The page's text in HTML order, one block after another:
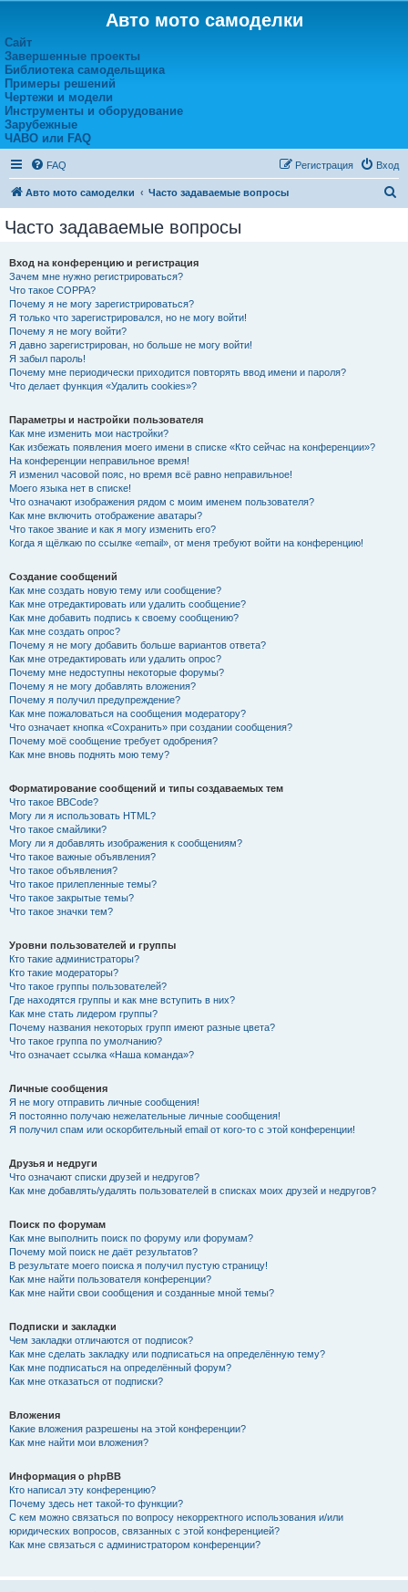
Авто мото самоделки
Сайт
Завершенные проекты
Библиотека самодельщика
Примеры решений
Чертежи и модели
Инструменты и оборудование
Зарубежные
ЧАВО или FAQ
FAQ Вход
Регистрация
Авто мото самоделки Часто задаваемые вопросы
Часто задаваемые вопросы
Вход на конференцию и регистрация
Зачем мне нужно регистрироваться?
Что такое COPPA?
Почему я не могу зарегистрироваться?
Я только что зарегистрировался, но не могу войти!
Почему я не могу войти?
Я давно зарегистрирован, но больше не могу войти!
Я забыл пароль!
Почему мне периодически приходится повторять ввод имени и пароля?
Что делает функция «Удалить cookies»?
Параметры и настройки пользователя
Как мне изменить мои настройки?
Как избежать появления моего имени в списке «Кто сейчас на конференции»?
На конференции неправильное время!
Я изменил часовой пояс, но время всё равно неправильное!
Моего языка нет в списке!
Что означают изображения рядом с моим именем пользователя?
Как мне включить отображение аватары?
Что такое звание и как я могу изменить его?
Когда я щёлкаю по ссылке «email», от меня требуют войти на конференцию!
Создание сообщений
Как мне создать новую тему или сообщение?
Как мне отредактировать или удалить сообщение?
Как мне добавить подпись к своему сообщению?
Как мне создать опрос?
Почему я не могу добавить больше вариантов ответа?
Как мне отредактировать или удалить опрос?
Почему мне недоступны некоторые форумы?
Почему я не могу добавлять вложения?
Почему я получил предупреждение?
Как мне пожаловаться на сообщения модератору?
Что означает кнопка «Сохранить» при создании сообщения?
Почему моё сообщение требует одобрения?
Как мне вновь поднять мою тему?
Форматирование сообщений и типы создаваемых тем
Что такое BBCode?
Могу ли я использовать HTML?
Что такое смайлики?
Могу ли я добавлять изображения к сообщениям?
Что такое важные объявления?
Что такое объявления?
Что такое прилепленные темы?
Что такое закрытые темы?
Что такое значки тем?
Уровни пользователей и группы
Кто такие администраторы?
Кто такие модераторы?
Что такое группы пользователей?
Где находятся группы и как мне вступить в них?
Как мне стать лидером группы?
Почему названия некоторых групп имеют разные цвета?
Что такое группа по умолчанию?
Что означает ссылка «Наша команда»?
Личные сообщения
Я не могу отправить личные сообщения!
Я постоянно получаю нежелательные личные сообщения!
Я получил спам или оскорбительный email от кого-то с этой конференции!
Друзья и недруги
Что означают списки друзей и недругов?
Как мне добавлять/удалять пользователей в списках моих друзей и недругов?
Поиск по форумам
Как мне выполнить поиск по форуму или форумам?
Почему мой поиск не даёт результатов?
В результате моего поиска я получил пустую страницу!
Как мне найти пользователя конференции?
Как мне найти свои сообщения и созданные мной темы?
Подписки и закладки
Чем закладки отличаются от подписок?
Как мне сделать закладку или подписаться на определённую тему?
Как мне подписаться на определённый форум?
Как мне отказаться от подписки?
Вложения
Какие вложения разрешены на этой конференции?
Как мне найти мои вложения?
Информация о phpBB
Кто написал эту конференцию?
Почему здесь нет такой-то функции?
С кем можно связаться по вопросу некорректного использования и/или
юридических вопросов, связанных с этой конференцией?
Как мне связаться с администратором конференции?